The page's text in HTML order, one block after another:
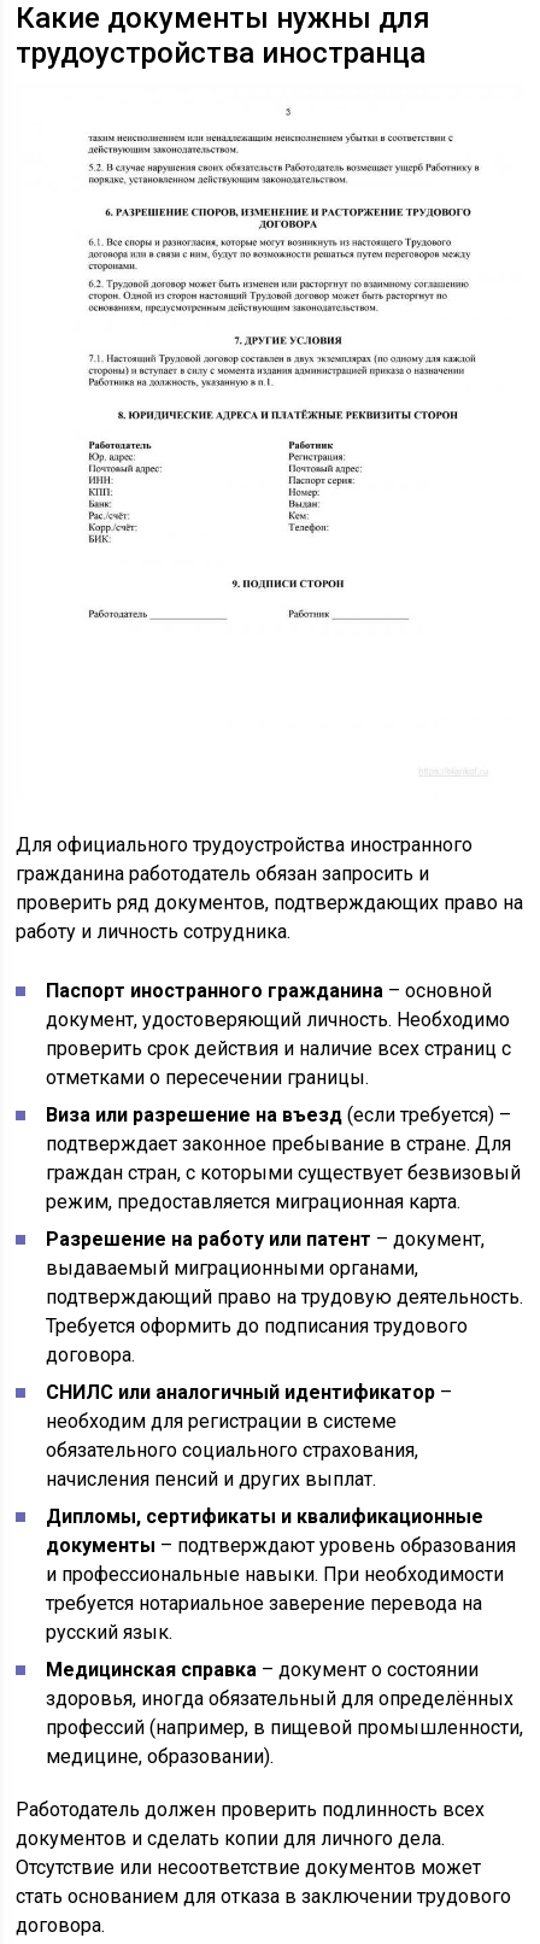
Какие документы нужны для
трудоустройства иностранца
Для официального трудоустройства иностранного
гражданина работодатель обязан запросить и
проверить ряд документов, подтверждающих право на
работу и личность сотрудника.
Паспорт иностранного гражданина – основной
документ, удостоверяющий личность. Необходимо
проверить срок действия и наличие всех страниц с
отметками о пересечении границы.
Виза или разрешение на въезд (если требуется) –
подтверждает законное пребывание в стране. Для
граждан стран, с которыми существует безвизовый
режим, предоставляется миграционная карта.
Разрешение на работу или патент – документ,
выдаваемый миграционными органами,
подтверждающий право на трудовую деятельность.
Требуется оформить до подписания трудового
договора.
СНИЛС или аналогичный идентификатор –
необходим для регистрации в системе
обязательного социального страхования,
начисления пенсий и других выплат.
Дипломы, сертификаты и квалификационные
документы – подтверждают уровень образования
и профессиональные навыки. При необходимости
требуется нотариальное заверение перевода на
русский язык.
Медицинская справка – документ о состоянии
здоровья, иногда обязательный для определённых
профессий (например, в пищевой промышленности,
медицине, образовании).
Работодатель должен проверить подлинность всех
документов и сделать копии для личного дела.
Отсутствие или несоответствие документов может
стать основанием для отказа в заключении трудового
договора.